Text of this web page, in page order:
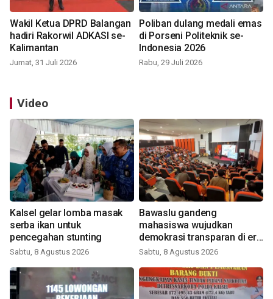
Wakil Ketua DPRD Balangan
hadiri Rakorwil ADKASI se-
Kalimantan
Jumat, 31 Juli 2026
Poliban dulang medali emas
di Porseni Politeknik se-
Indonesia 2026
Rabu, 29 Juli 2026
Video
Kalsel gelar lomba masak
serba ikan untuk
pencegahan stunting
Sabtu, 8 Agustus 2026
Bawaslu gandeng
mahasiswa wujudkan
demokrasi transparan di era
digital
Sabtu, 8 Agustus 2026